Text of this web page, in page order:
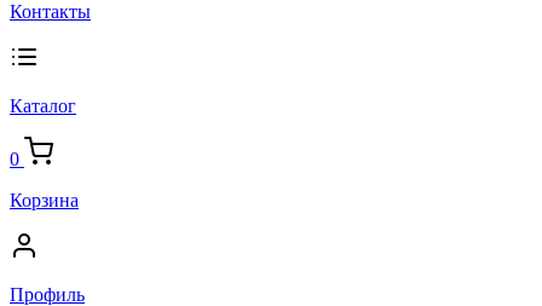
Контакты
Каталог
0
Корзина
Профиль